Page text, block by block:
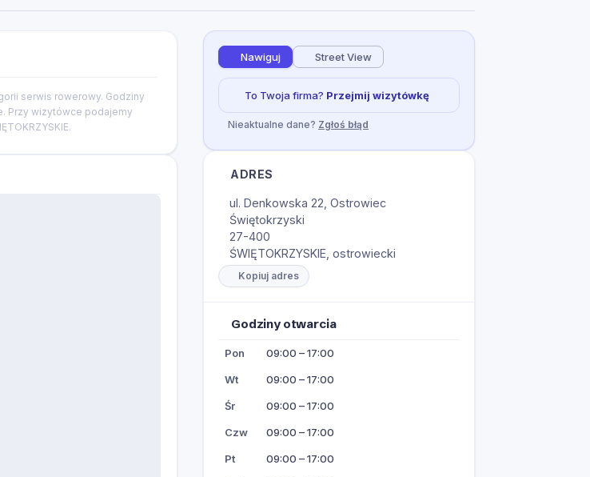
Nawiguj Street View
To Twoja firma? Przejmij wizytówkę
Nieaktualne dane? Zgłoś błąd
ADRES
ul. Denkowska 22, Ostrowiec
Świętokrzyski
27-400
ŚWIĘTOKRZYSKIE, ostrowiecki
Kopiuj adres
Godziny otwarcia
Pon 09:00 – 17:00
Wt 09:00 – 17:00
Śr 09:00 – 17:00
Czw 09:00 – 17:00
Pt 09:00 – 17:00
serwis rowerowy. Godziny
Przy wizytówce podajemy